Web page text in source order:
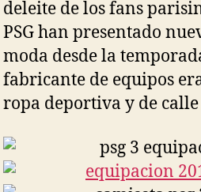
deleite de los fans
PSG han presentado
moda desde la
fabricante de equipos
ropa deportiva y de calle